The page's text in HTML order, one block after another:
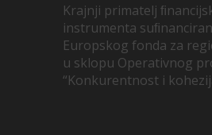
Krajnji primatelj
instrumenta
Europskog fonda za
u sklopu Operativnog
“Konkurentnost i